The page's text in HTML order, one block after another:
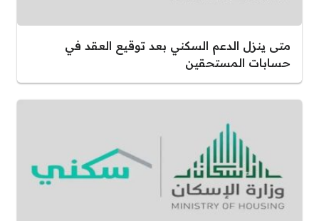
متى ينزل الدعم السكني بعد توقيع العقد في
حسابات المستحقين